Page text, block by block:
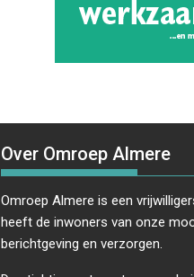
Over Omroep Almere
Omroep Almere is een
heeft de inwoners van onze
berichtgeving en verzorgen.